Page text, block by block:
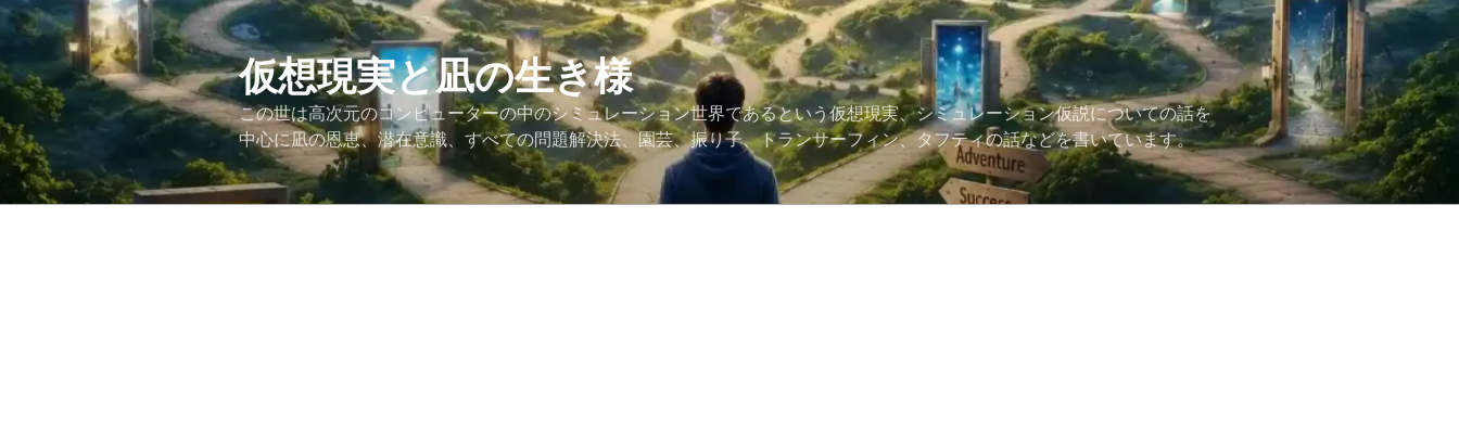
コ
テ
ン
ツ
へ
ス
仮想現実と凪の生き様
この世は高次元のコンピューターの中のシミュレーション世界であるという仮想現実、シミュレーション仮説についての話を
中心に凪の恩恵、潜在意識、すべての問題解決法、園芸、振り子、トランサーフィン、タフティの話などを書いています。